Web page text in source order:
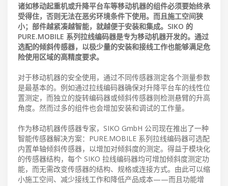
诸如移动起重机或升降平台车等移动机器的组件必须要始终承
受得住，否则无法在恶劣环境条件下使用。而且施工空间狭
小；部件越紧凑越智能，就越便于安装和集成。SIKO 的
PURE.MOBILE 系列拉线编码器是专为移动机器开发的。通过
选配的倾斜传感器，以极少量的安装和接线工作也能够满足危
险使用区域的高精度要求。
对于移动机器的安全使用，通过不同传感器测定各个测量参数
是最基本的。例如通过拉线编码器确保对升降平台车的线性位
置测定，而独立的旋转编码器或倾斜传感器则检测悬臂的升高
角度。然而过多的组件也会增加安装和调试的工作量。
作为移动机器传感器专家，SIKO GmbH 公司现在推出了一种
智能传感器解决方案：PURE.MOBILE 系列拉线编码器可选配
内置单轴倾斜传感器，以增加对倾斜度的测定。得益于模块化
的传感器结构，每个 SIKO 拉线编码器均可增加倾斜度测定功
能，而无需改变传感器的结构、规格或连接方式。由此可以缩
小施工空间、减少接线工作和降低产品成本——而且功能增